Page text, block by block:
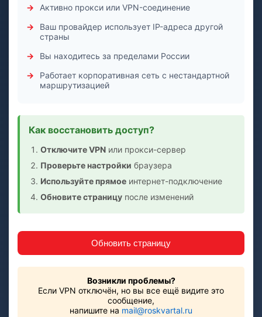
Активно прокси или VPN-соединение
Ваш провайдер использует IP-адреса другой
страны
Вы находитесь за пределами России
Работает корпоративная сеть с нестандартной
маршрутизацией
Как восстановить доступ?
Отключите VPN или прокси-сервер
Проверьте настройки браузера
Используйте прямое интернет-подключение
Обновите страницу после изменений
Обновить страницу
Возникли проблемы?
Если VPN отключён, но вы все ещё видите это
сообщение,
напишите на mail@roskvartal.ru